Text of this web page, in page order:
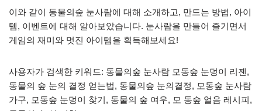
이와 같이 동물의숲 눈사람에 대해 소개하고, 만드는 방법, 아이
템, 이벤트에 대해 알아보았습니다. 눈사람을 만들어 즐기면서
게임의 재미와 멋진 아이템을 획득해보세요!
사용자가 검색한 키워드: 동물의숲 눈사람 모동숲 눈덩이 리젠,
동물의 숲 눈의 결정 얻는법, 동물의숲 눈의결정, 모동숲 눈사람
가구, 모동숲 눈덩이 찾기, 동물의 숲 여우, 모 동숲 얼음 레시피,